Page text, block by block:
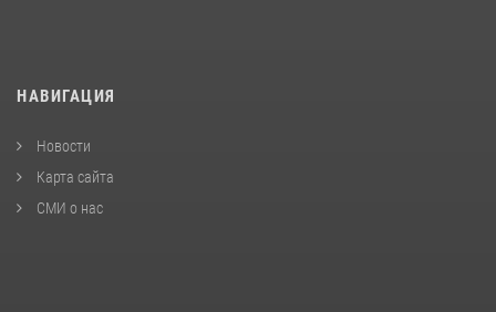
НАВИГАЦИЯ
Новости
Карта сайта
СМИ о нас